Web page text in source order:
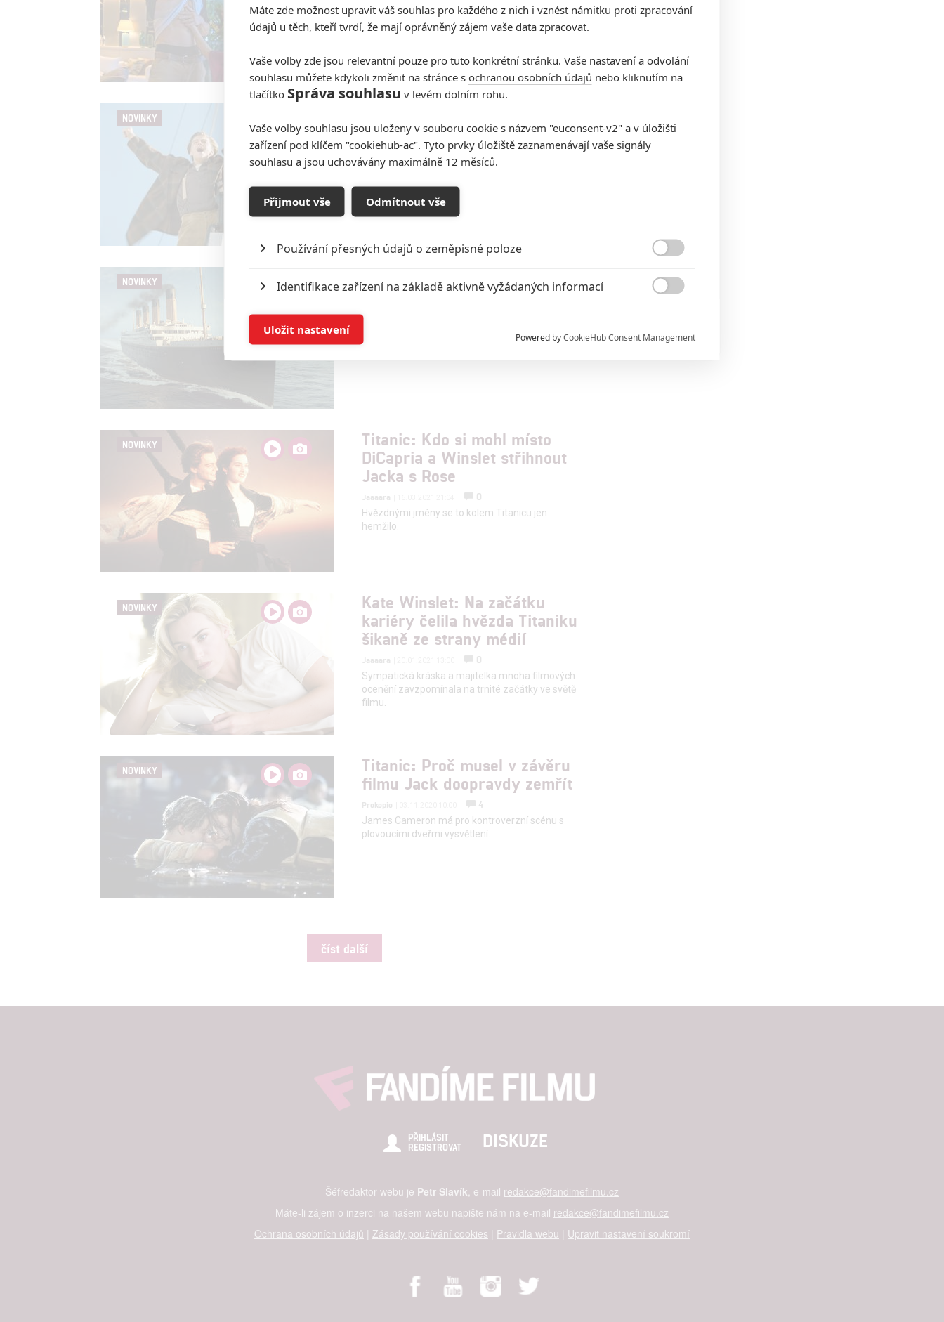
Anarvin | 12.02.2023 23:20
0
Obnovená premiéra Titanicu s Avatarem: The
Way of Water se perou o rekordy.
NOVINKY
James Cameron do kin
vyladěnou verzi Titanicu
Anarvin
Velkolepá romance bude na Valentýna k vidění na
velkém plátně ve 3D a ve vysoké snímkové
NOVINKY
čeká hororová plavba
Anarvin
původního neštěstí na něj čekají temné síly.
NOVINKY
Titanic: Kdo si mohl místo
DiCapria a Winslet střihnout
Jacka s Rose
Jaaaara
0
Hvězdnými jmény se to kolem Titanicu jen
hemžilo.
NOVINKY
Kate Winslet: Na začátku
kariéry čelila hvězda Titaniku
šikaně ze strany médií
Jaaaara
0
Sympatická kráska a majitelka mnoha filmových
ocenění zavzpomínala na trnité začátky ve světě
filmu.
NOVINKY
Titanic: Proč musel v závěru
filmu Jack doopravdy zemřít
Prokopio
4
James Cameron má pro kontroverzní scénu s
plovoucími dveřmi vysvětlení.
číst další
PŘIHLÁSIT
REGISTROVAT
DISKUZE
Šéfredaktor webu je Petr Slavík, e-mail redakce@fandimefilmu.cz
Máte-li zájem o inzerci na našem webu napište nám na e-mail redakce@fandimefilmu.cz
Ochrana osobních údajů | Zásady používání cookies | Pravidla webu | Upravit nastavení soukromí
Máte zde možnost upravit váš souhlas pro každého z nich i vznést námitku proti zpracování
údajů u těch, kteří tvrdí, že mají oprávněný zájem vaše data zpracovat.
Vaše volby zde jsou relevantní pouze pro tuto konkrétní stránku. Vaše nastavení a odvolání
souhlasu můžete kdykoli změnit na stránce s ochranou osobních údajů nebo kliknutím na
tlačítko Správa souhlasu v levém dolním rohu.
Vaše volby souhlasu jsou uloženy v souboru cookie s názvem "euconsent-v2" a v úložišti
zařízení pod klíčem "cookiehub-ac". Tyto prvky úložiště zaznamenávají vaše signály
souhlasu a jsou uchovávány maximálně 12 měsíců.
Přijmout vše Odmítnout vše
Používání přesných údajů o zeměpisné poloze
Identifikace zařízení na základě aktivně vyžádaných informací
Ukládání a/nebo přístup k informacím v zařízení

Reklama založená na omezených údajích a měření reklamy
Udělením souhlasu s účely a funkcemi zde uvedenými dáváte nám i našim partnerům
možnost: Zajištění bezpečnosti, předcházení a zjišťování podvodů a odstraňování chyb,
Poskytování a zobrazování reklamy a obsahu
Powered byCookieHub Consent Management
Uložit nastavení